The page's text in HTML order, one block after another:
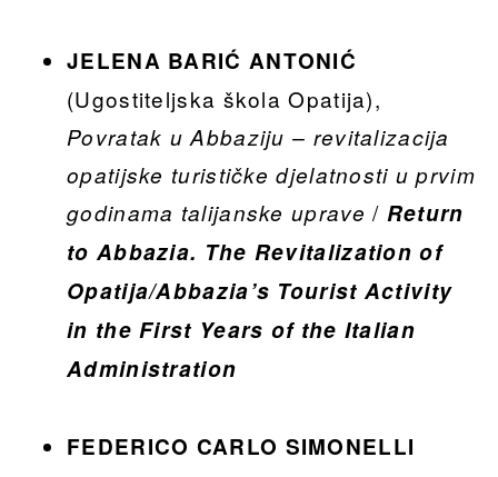
JELENA BARIĆ ANTONIĆ
(Ugostiteljska škola Opatija),
Povratak u Abbaziju – revitalizacija
opatijske turističke djelatnosti u prvim
godinama talijanske uprave / Return
to Abbazia. The Revitalization of
Opatija/Abbazia’s Tourist Activity
in the First Years of the Italian
Administration
FEDERICO CARLO SIMONELLI